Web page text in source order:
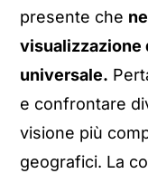
presente che
visualizzazione
universale.
e confrontare
visione più
geografici. La